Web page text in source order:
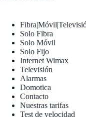
Solo Fibra
Solo Móvil
Solo Fijo
Internet Wimax
Televisión
Alarmas
Domotica
Contacto
Nuestras tarifas
Test de velocidad